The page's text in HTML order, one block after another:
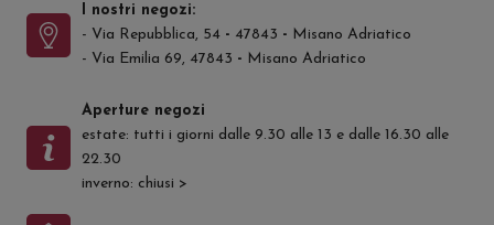
I nostri negozi:
- Via Repubblica, 54 - 47843 - Misano Adriatico
- Via Emilia 69, 47843 - Misano Adriatico
Aperture negozi
estate: tutti i giorni dalle 9.30 alle 13 e dalle 16.30 alle
22.30
inverno: chiusi >